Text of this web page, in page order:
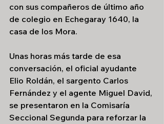
con sus compañeros de último año
de colegio en Echegaray 1640, la
casa de los Mora.
Unas horas más tarde de esa
conversación, el oficial ayudante
Elio Roldán, el sargento Carlos
Fernández y el agente Miguel David,
se presentaron en la Comisaría
Seccional Segunda para reforzar la